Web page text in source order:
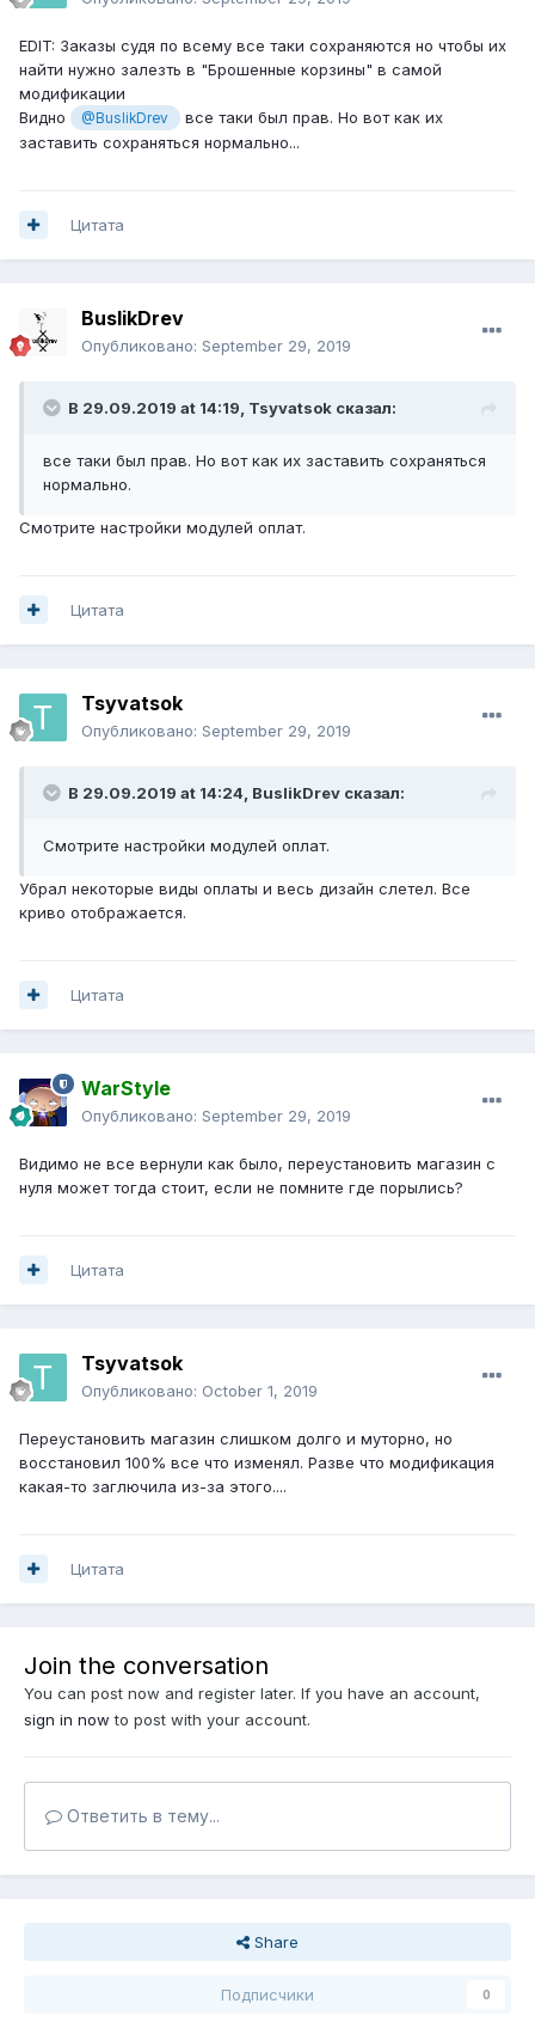
EDIT: Заказы судя по всему все таки сохраняются но чтобы их
найти нужно залезть в "Брошенные корзины" в самой
модификации
Видно
@BuslikDrev
все таки был прав. Но вот как их
заставить сохраняться нормально...
Цитата
BuslikDrev
Опубликовано: September 29, 2019
В 29.09.2019 at 14:19, Tsyvatsok сказал:
все таки был прав. Но вот как их заставить сохраняться
нормально.
Смотрите настройки модулей оплат.
Цитата
Tsyvatsok
Опубликовано: September 29, 2019
В 29.09.2019 at 14:24, BuslikDrev сказал:
Смотрите настройки модулей оплат.
Убрал некоторые виды оплаты и весь дизайн слетел. Все
криво отображается.
Цитата
WarStyle
Опубликовано: September 29, 2019
Видимо не все вернули как было, переустановить магазин с
нуля может тогда стоит, если не помните где порылись?
Цитата
Tsyvatsok
Опубликовано: October 1, 2019
Переустановить магазин слишком долго и муторно, но
восстановил 100% все что изменял. Разве что модификация
какая-то заглючила из-за этого....
Цитата
Join the conversation
You can post now and register later. If you have an account,
sign in now to post with your account.
Ответить в тему...
Share
Подписчики 0